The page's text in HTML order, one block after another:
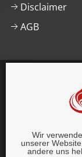
Wir
unserer
andere uns
Disclaimer
AGB
This website
Alle Rechte